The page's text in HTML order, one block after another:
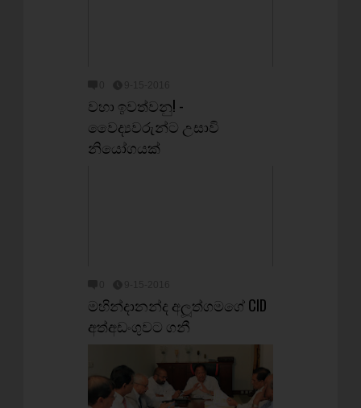
වහා ඉවත්වනු! -
වෛද්‍යවරුන්ට උසාවි
නියෝගයක්
මහින්දානන්ද අලූත්ගමගේ CID
අත්අඩංගුවට ගනී